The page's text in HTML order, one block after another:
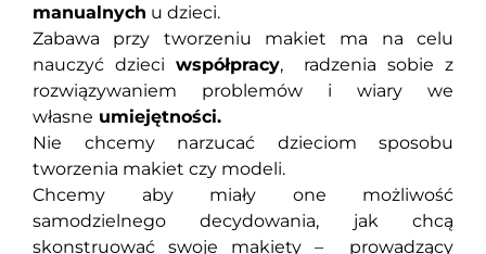
manualnych u dzieci.
Zabawa przy tworzeniu makiet ma na celu
nauczyć dzieci współpracy, radzenia sobie z
rozwiązywaniem problemów i wiary we
własne umiejętności.
Nie chcemy narzucać dzieciom sposobu
tworzenia makiet czy modeli.
Chcemy aby miały one możliwość
samodzielnego decydowania, jak chcą
skonstruować swoje makiety – prowadzący